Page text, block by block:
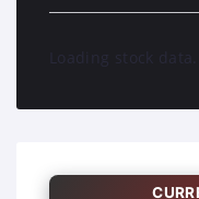
Loading stock data...